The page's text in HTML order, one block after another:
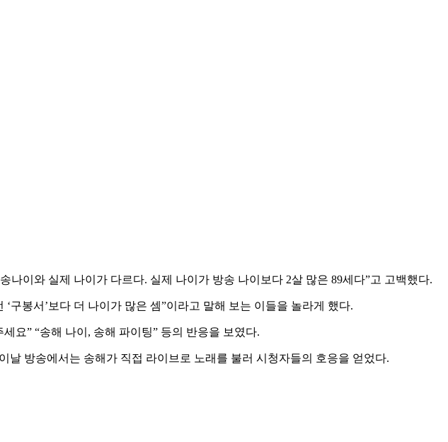
이와 실제 나이가 다르다. 실제 나이가 방송 나이보다 2살 많은 89세다”고 고백했다.
구봉서’보다 더 나이가 많은 셈”이라고 말해 보는 이들을 놀라게 했다.
요” “송해 나이, 송해 파이팅” 등의 반응을 보였다.
방송에서는 송해가 직접 라이브로 노래를 불러 시청자들의 호응을 얻었다.